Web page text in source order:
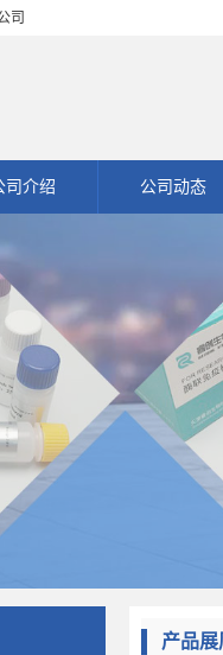
司
司介绍 公司动态
产品展